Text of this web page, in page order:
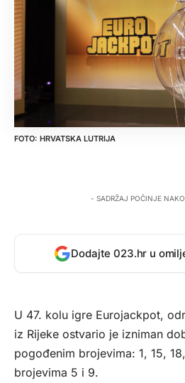
HRVATSKA LUTRIJA
- SADRŽAJ POČINJE
Dodajte 023.hr u
U 47. kolu igre Eurojackpot,
iz Rijeke ostvario je izniman
pogođenim brojevima: 1, 15,
brojevima 5 i 9.